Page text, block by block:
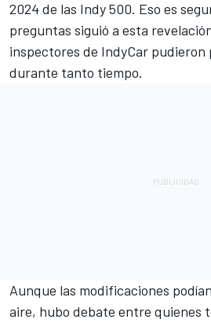
2024 de las Indy 500. Eso es
preguntas siguió a esta
inspectores de IndyCar pudieron
durante tanto tiempo.
Aunque las modificaciones
aire, hubo debate entre quienes